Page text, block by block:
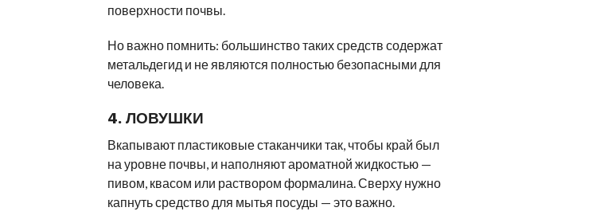
поверхности почвы.
Но важно помнить: большинство таких средств содержат
метальдегид и не являются полностью безопасными для
человека.
4. ЛОВУШКИ
Вкапывают пластиковые стаканчики так, чтобы край был
на уровне почвы, и наполняют ароматной жидкостью —
пивом, квасом или раствором формалина. Сверху нужно
капнуть средство для мытья посуды — это важно.